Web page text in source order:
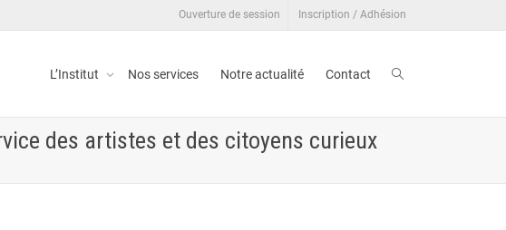
Ouverture de session Inscription / Adhésion
L’Institut Nos services Notre actualité Contact
des artistes et des citoyens curieux